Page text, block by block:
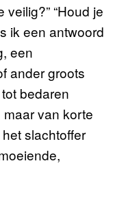
veilig?” “Houd je
ik een antwoord
een
ander groots
bedaren
van korte
slachtoffer